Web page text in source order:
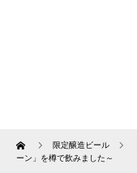
Home 限定醸造ビール
ーン」を樽で飲みました～